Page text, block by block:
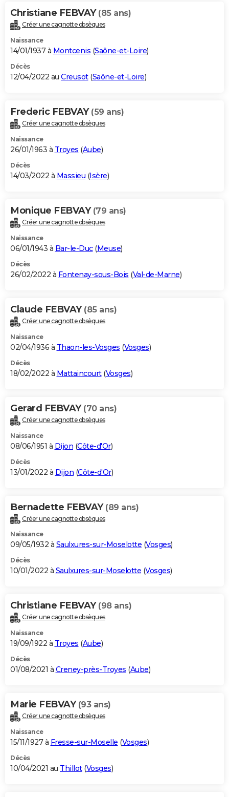
Christiane FEBVAY (85 ans)
Créer une cagnotte obsèques
Naissance
14/01/1937 à Montcenis (Saône-et-Loire)
Décès
12/04/2022 au Creusot(Saône-et-Loire)
Frederic FEBVAY (59 ans)
Créer une cagnotte obsèques
Naissance
26/01/1963 à Troyes (Aube)
Décès
14/03/2022 à Massieu (Isère)
Monique FEBVAY (79 ans)
Créer une cagnotte obsèques
Naissance
06/01/1943 à Bar-le-Duc(Meuse)
Décès
26/02/2022 à Fontenay-sous-Bois (Val-de-Marne)
Claude FEBVAY (85 ans)
Créer une cagnotte obsèques
Naissance
02/04/1936 à Thaon-les-Vosges (Vosges)
Décès
18/02/2022 à Mattaincourt(Vosges)
Gerard FEBVAY (70 ans)
Créer une cagnotte obsèques
Naissance
08/06/1951 à Dijon (Côte-d'Or)
Décès
13/01/2022 à Dijon (Côte-d'Or)
Bernadette FEBVAY (89 ans)
Créer une cagnotte obsèques
Naissance
09/05/1932 à Saulxures-sur-Moselotte (Vosges)
Décès
10/01/2022 à Saulxures-sur-Moselotte (Vosges)
Christiane FEBVAY (98 ans)
Créer une cagnotte obsèques
Naissance
19/09/1922 à Troyes (Aube)
Décès
01/08/2021 à Creney-près-Troyes (Aube)
Marie FEBVAY (93 ans)
Créer une cagnotte obsèques
Naissance
15/11/1927 à Fresse-sur-Moselle (Vosges)
Décès
10/04/2021 au Thillot(Vosges)